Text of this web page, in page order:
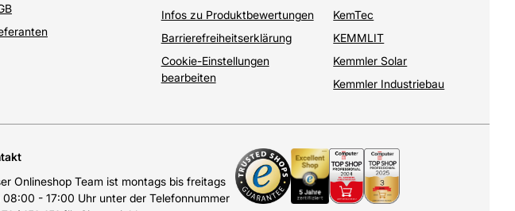
Infos zu Produktbewertungen
Barrierefreiheitserklärung
Cookie-Einstellungen
bearbeiten
KemTec
KEMMLIT
Kemmler Solar
Kemmler Industriebau
Onlineshop Team ist montags bis freitags
08:00 - 17:00 Uhr unter der Telefonnummer